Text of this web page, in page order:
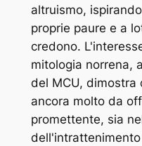
altruismo,
proprie paure e a
credono.
mitologia norrena,
del MCU, dimostra
ancora molto da
promettente, sia